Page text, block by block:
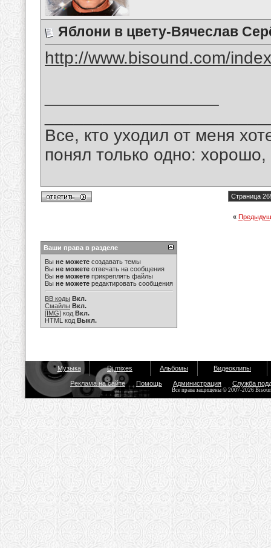
Яблони в цвету-Вячеслав
http://www.bisound.com/
Все, кто уходил от меня
понял только одно:
Страница
«
Ваши права в разделе
Вы не можете создавать темы
Вы не можете отвечать на сообщения
Вы не можете прикреплять файлы
Вы не можете редактировать сообщения
BB коды Вкл.
Смайлы Вкл.
[IMG] код Вкл.
HTML код Выкл.
Музыка Dj mixes Альбомы Видеоклипы
Реклама на сайте Помощь Администрация Служба
Все права защищены © 2007-2026